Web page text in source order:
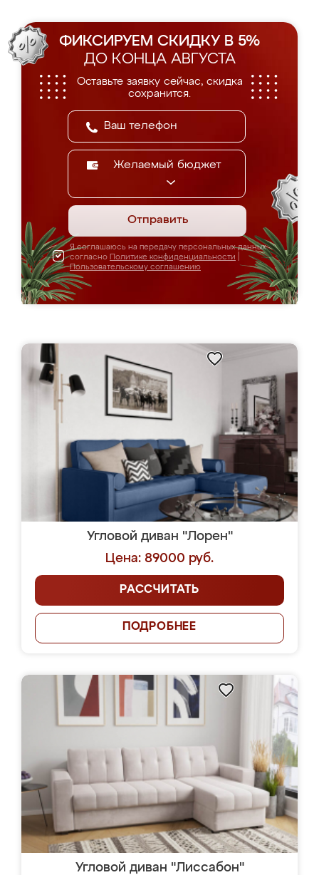
ФИКСИРУЕМ СКИДКУ В 5%
ДО КОНЦА АВГУСТА
Оставьте заявку сейчас, скидка
сохранится.
Желаемый бюджет
Отправить
Я соглашаюсь на передачу персональных данных
согласно Политике конфиденциальности
Пользовательскому соглашению
Угловой диван "Лорен"
Цена: 89000 руб.
РАССЧИТАТЬ
ПОДРОБНЕЕ
Угловой диван "Лиссабон"